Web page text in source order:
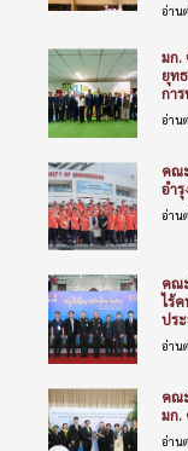
อ่าน
มก.
ยุท
กา
อ่าน
คณ
อำ
อ่าน
คณ
ไร้
ปร
อ่าน
คณ
มก.
อ่าน